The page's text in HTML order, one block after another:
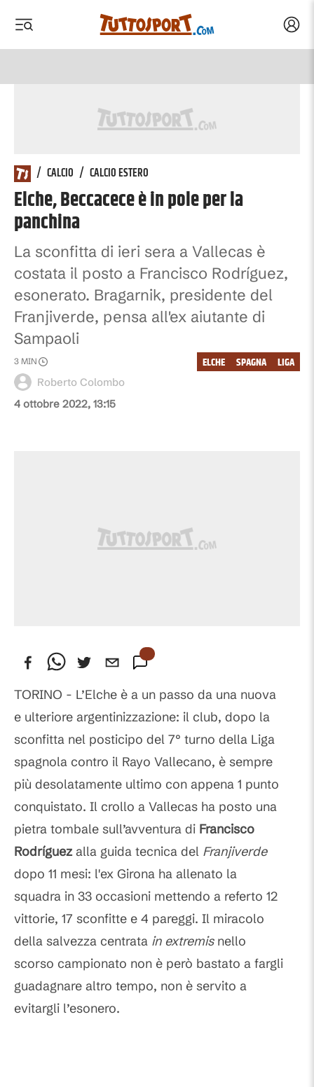
/ CALCIO / CALCIO ESTERO
Elche, Beccacece è in pole per la
panchina
La sconfitta di ieri sera a Vallecas è
costata il posto a Francisco Rodríguez,
esonerato. Bragarnik, presidente del
Franjiverde, pensa all'ex aiutante di
Sampaoli
4 ottobre 2022, 13:15
Roberto Colombo
3 MIN LIGA
SPAGNA
ELCHE
TORINO - L’Elche è a un passo da una nuova
e ulteriore argentinizzazione: il club, dopo la
sconfitta nel posticipo del 7° turno della Liga
spagnola contro il Rayo Vallecano, è sempre
più desolatamente ultimo con appena 1 punto
conquistato. Il crollo a Vallecas ha posto una
pietra tombale sull’avventura di Francisco
Rodríguezalla guida tecnica del Franjiverde
dopo 11 mesi: l'ex Girona ha allenato la
squadra in 33 occasioni mettendo a referto 12
vittorie, 17 sconfitte e 4 pareggi. Il miracolo
della salvezza centrata in extremisnello
scorso campionato non è però bastato a fargli
guadagnare altro tempo, non è servito a
evitargli l’esonero.